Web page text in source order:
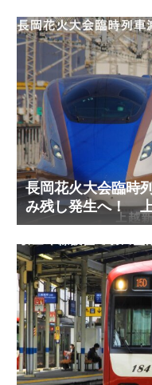
長岡花火大会臨時
み残し発生へ！
(2026年8月)